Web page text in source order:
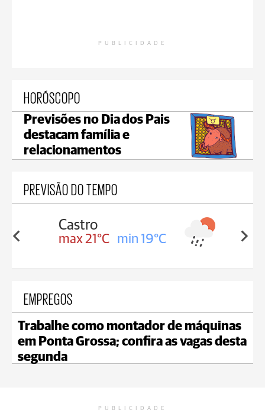
PUBLICIDADE
HORÓSCOPO
Previsões no Dia dos Pais
destacam família e
relacionamentos
PREVISÃO DO TEMPO
19°C max 20°C min 19°C
EMPREGOS
Trabalhe como montador de máquinas
em Ponta Grossa; confira as vagas desta
segunda
PUBLICIDADE